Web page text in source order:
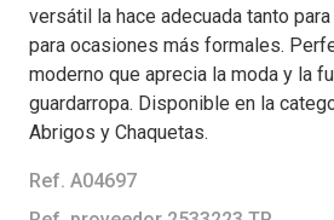
versátil la hace adecuada tanto
para ocasiones más formales.
moderno que aprecia la moda y la
guardarropa. Disponible en la
Abrigos y Chaquetas.
Ref. A04697